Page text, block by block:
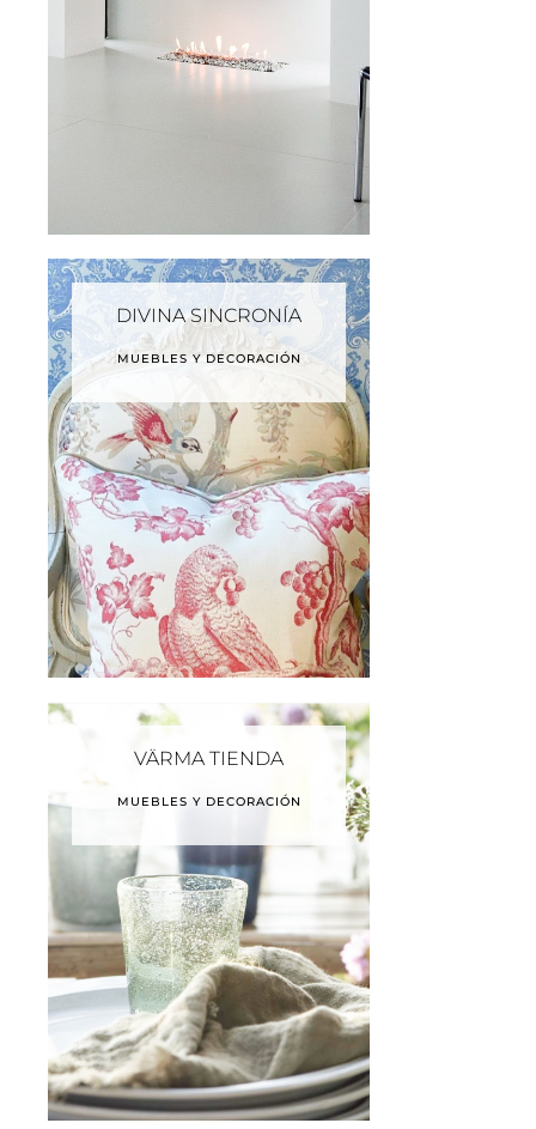
DIVINA SINCRONÍA
MUEBLES Y DECORACIÓN
VÄRMA TIENDA
MUEBLES Y DECORACIÓN